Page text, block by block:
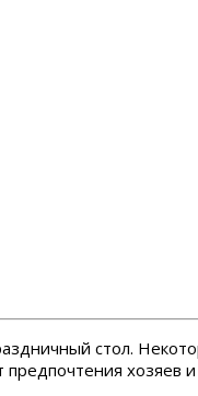
стол.
хозяев